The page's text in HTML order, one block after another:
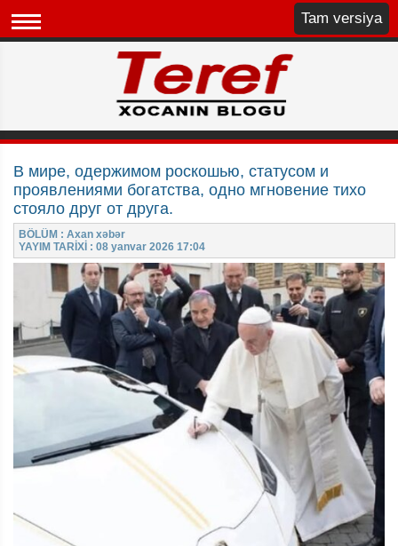
Tam versiya
В мире, одержимом роскошью, статусом и
проявлениями богатства, одно мгновение тихо
стояло друг от друга.
BÖLÜM : Axan xəbər
YAYIM TARİXİ : 08 yanvar 2026 17:04